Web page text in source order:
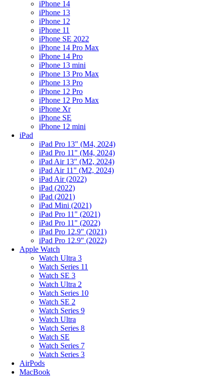
iPhone 14
iPhone 13
iPhone 12
iPhone 11
iPhone SE 2022
iPhone 14 Pro Max
iPhone 14 Pro
iPhone 13 mini
iPhone 13 Pro Max
iPhone 13 Pro
iPhone 12 Pro
iPhone 12 Pro Max
iPhone Xr
iPhone SE
iPhone 12 mini
iPad
iPad Pro 13" (M4, 2024)
iPad Pro 11" (M4, 2024)
iPad Air 13" (M2, 2024)
iPad Air 11" (M2, 2024)
iPad Air (2022)
iPad (2022)
iPad (2021)
iPad Mini (2021)
iPad Pro 11" (2021)
iPad Pro 11" (2022)
iPad Pro 12.9" (2021)
iPad Pro 12.9" (2022)
Apple Watch
Watch Ultra 3
Watch Series 11
Watch SE 3
Watch Ultra 2
Watch Series 10
Watch SE 2
Watch Series 9
Watch Ultra
Watch Series 8
Watch SE
Watch Series 7
Watch Series 3
AirPods
MacBook